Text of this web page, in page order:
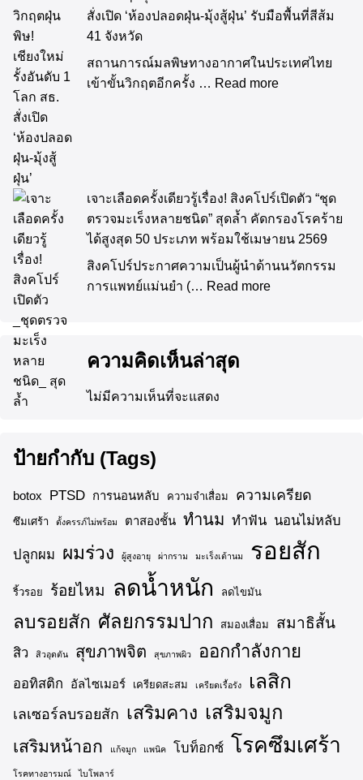
สั่งเปิด ‘ห้องปลอดฝุ่น-มุ้งสู้ฝุ่น’ รับมือพื้นที่สีส้ม
41 จังหวัด
สถานการณ์มลพิษทางอากาศในประเทศไทย
เข้าขั้นวิกฤตอีกครั้ง … Read more
เจาะเลือดครั้งเดียวรู้เรื่อง! สิงคโปร์เปิดตัว “ชุด
ตรวจมะเร็งหลายชนิด” สุดล้ำ คัดกรองโรคร้าย
ได้สูงสุด 50 ประเภท พร้อมใช้เมษายน 2569
สิงคโปร์ประกาศความเป็นผู้นำด้านนวัตกรรม
การแพทย์แม่นยำ (… Read more
ความคิดเห็นล่าสุด
ไม่มีความเห็นที่จะแสดง
ป้ายกำกับ (Tags)
botox PTSD การนอนหลับ ความจำเสื่อม ความเครียด
ซึมเศร้า ตั้งครรภ์ไม่พร้อม ตาสองชั้น ทำนม ทำฟัน นอนไม่หลับ
ปลูกผม ผมร่วง ผู้สูงอายุ ผ่ากราม มะเร็งเต้านม รอยสัก
ริ้วรอย ร้อยไหม ลดน้ำหนัก ลดไขมัน
ลบรอยสัก ศัลยกรรมปาก สมองเสื่อม สมาธิสั้น
สิว สิวอุดตัน สุขภาพจิต สุขภาพผิว ออกกำลังกาย
ออทิสติก อัลไซเมอร์ เครียดสะสม เครียดเรื้อรัง เลสิก
เลเซอร์ลบรอยสัก เสริมคาง เสริมจมูก
เสริมหน้าอก แก้จมูก แพนิค โบท็อกซ์ โรคซึมเศร้า
โรคทางอารมณ์ ไบโพลาร์